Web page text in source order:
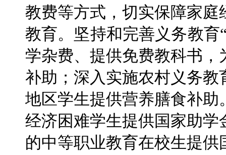
教费等方式，切实保障家
教育。坚持和完善义务教育
学杂费、提供免费教科书
补助；深入实施农村义务
地区学生提供营养膳食补
经济困难学生提供国家助
的中等职业教育在校生提